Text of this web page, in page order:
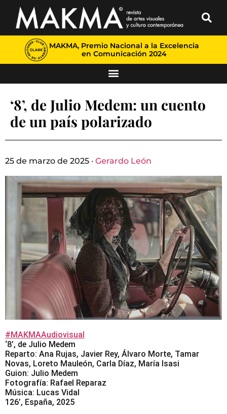
MAKMA, Premio Nacional a la Excelencia
en Comunicación 2024
‘8’, de Julio Medem: un cuento
de un país polarizado
25 de marzo de 2025 · Gerardo León
#MAKMAAudiovisual
‘8’, de Julio Medem
Reparto: Ana Rujas, Javier Rey, Álvaro Morte, Tamar
Novas, Loreto Mauleón, Carla Díaz, María Isasi
Guion: Julio Medem
Fotografía: Rafael Reparaz
Música: Lucas Vidal
126’, España, 2025